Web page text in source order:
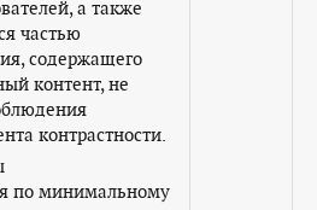
а также
частью
содержащего
контент, не
контрастности.
по минимальному